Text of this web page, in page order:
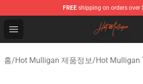
FREE shipping on orders over
Open menu
Hot Mulligan Shop - Official Hot
홈/Hot Mulligan 제품정보/Hot Mulligan